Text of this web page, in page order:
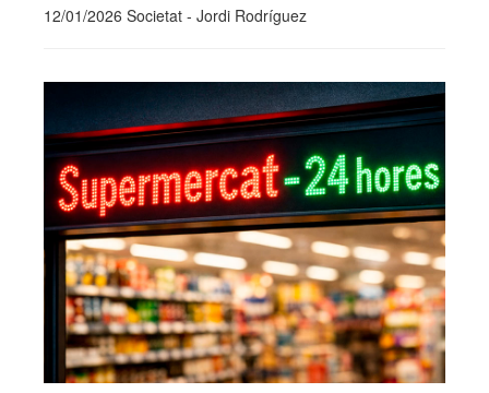
12/01/2026 Societat - Jordi Rodríguez